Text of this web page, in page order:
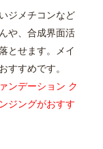
ジメチコンなど
や、合成界面活
とせます。メイ
すすめです。
ンデーション ク
ジングがおすす